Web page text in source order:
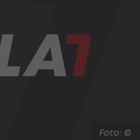
Foto: ©